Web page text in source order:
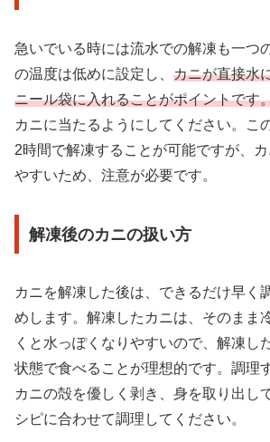
急いでいる時には流水での解凍も一つ
の温度は低めに設定し、 カニが直接水
ニール袋に入れることがポイントです
カニに当たるようにしてください。こ
2時間で解凍することが可能ですが、
やすいため、注意が必要です。
解凍後のカニの扱い方
カニを解凍した後は、できるだけ早く
めします。解凍したカニは、そのまま
くと水っぽくなりやすいので、解凍し
状態で食べることが理想的です。調理
カニの殻を優しく剥き、身を取り出し
シピに合わせて調理してください。